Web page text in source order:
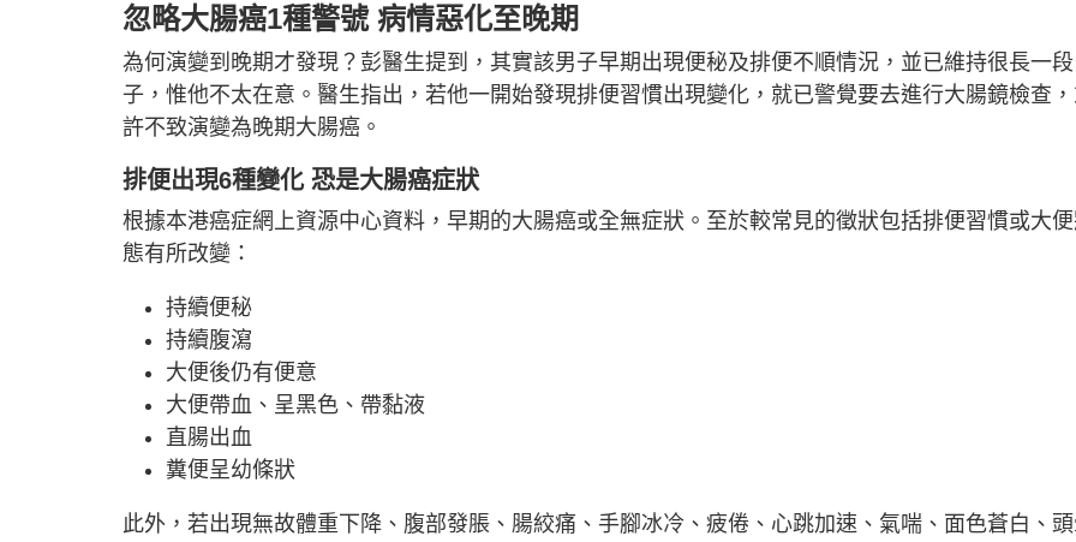
忽略大腸癌1種警號 病情惡化至晚期
為何演變到晚期才發現？彭醫生提到，其實該男子早期出現便秘及排便不順情況，並已維持很長一段
子，惟他不太在意。醫生指出，若他一開始發現排便習慣出現變化，就已警覺要去進行大腸鏡檢查
許不致演變為晚期大腸癌。
排便出現6種變化 恐是大腸癌症狀
根據本港癌症網上資源中心資料，早期的大腸癌或全無症狀。至於較常見的徵狀包括排便習慣或大
態有所改變：
持續便秘
持續腹瀉
大便後仍有便意
大便帶血、呈黑色、帶黏液
直腸出血
糞便呈幼條狀
此外，若出現無故體重下降、腹部發脹、腸絞痛、手腳冰冷、疲倦、心跳加速、氣喘、面色蒼白、